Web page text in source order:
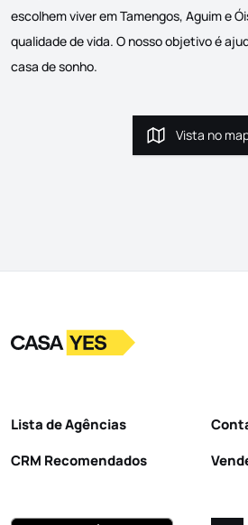
escolhem viver em Tamengos, Aguim e
qualidade de vida. O nosso objetivo é
casa de sonho.
Vista no
Vista no
LogoIr para a homepage
Lista de Agências
CRM Recomendados